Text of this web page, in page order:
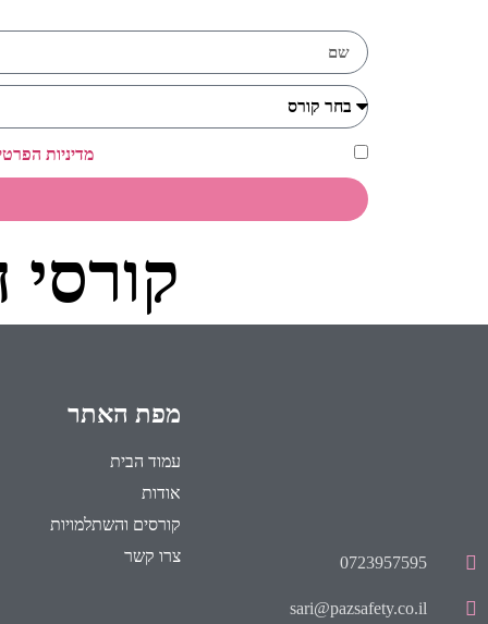
מדיניות
0723957595
sari@pazsafety.co.il
מפת האתר
עמוד הבית
אודות
קורסים והשתלמויות
צרו קשר